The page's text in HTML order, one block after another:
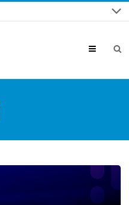
Menu